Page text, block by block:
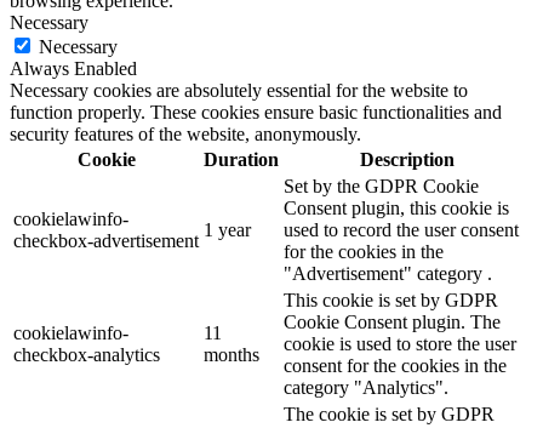
Necessary
Necessary
Always Enabled
Necessary cookies are absolutely essential for the website to
function properly. These cookies ensure basic functionalities and
security features of the website, anonymously.
Cookie
Duration Description
cookielawinfo-
checkbox-advertisement
1 year
Set by the GDPR Cookie
Consent plugin, this cookie is
used to record the user consent
for the cookies in the
"Advertisement" category .
cookielawinfo-
checkbox-analytics
11
months
This cookie is set by GDPR
Cookie Consent plugin. The
cookie is used to store the user
consent for the cookies in the
category "Analytics".
The cookie is set by GDPR